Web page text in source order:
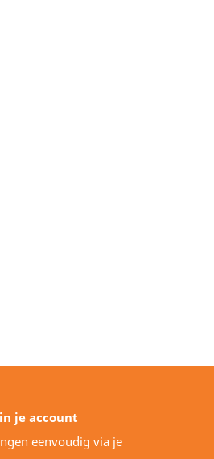
je account
eenvoudig via je